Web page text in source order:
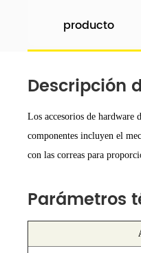
producto
Descripción
Los accesorios de hardware
componentes incluyen el
con las correas para
Parámetros